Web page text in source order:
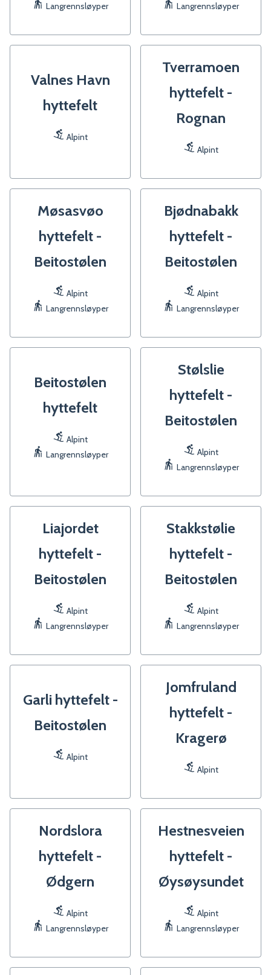
Langrennsløyper Langrennsløyper
Valnes Havn
hyttefelt
Alpint
Tverramoen
hyttefelt -
Rognan
Alpint
Møsasvøo
hyttefelt -
Beitostølen
Alpint
Langrennsløyper
Bjødnabakk
hyttefelt -
Beitostølen
Alpint
Langrennsløyper
Beitostølen
hyttefelt
Alpint
Langrennsløyper
Stølslie
hyttefelt -
Beitostølen
Alpint
Langrennsløyper
Liajordet
hyttefelt -
Beitostølen
Alpint
Langrennsløyper
Stakkstølie
hyttefelt -
Beitostølen
Alpint
Langrennsløyper
Garli hyttefelt -
Beitostølen
Alpint
Jomfruland
hyttefelt -
Kragerø
Alpint
Nordslora
hyttefelt -
Ødgern
Alpint
Langrennsløyper
Hestnesveien
hyttefelt -
Øysøysundet
Alpint
Langrennsløyper